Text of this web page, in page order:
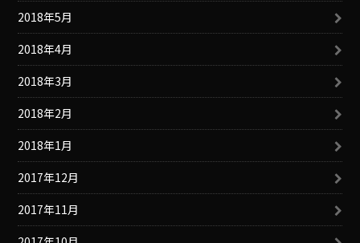
2018年5月
2018年4月
2018年3月
2018年2月
2018年1月
2017年12月
2017年11月